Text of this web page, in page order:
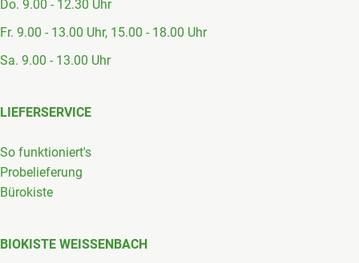
Do. 9.00 - 12.30 Uhr
Fr. 9.00 - 13.00 Uhr, 15.00 - 18.00 Uhr
Sa. 9.00 - 13.00 Uhr
LIEFERSERVICE
So funktioniert's
Probelieferung
Bürokiste
BIOKISTE WEISSENBACH